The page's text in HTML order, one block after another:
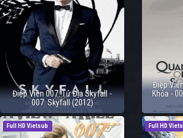
Điệp Viên 007: Tử Địa Skyfall -
007: Skyfall (2012)
Điệp
Khỏa -
Full HD Vietsub Full HD